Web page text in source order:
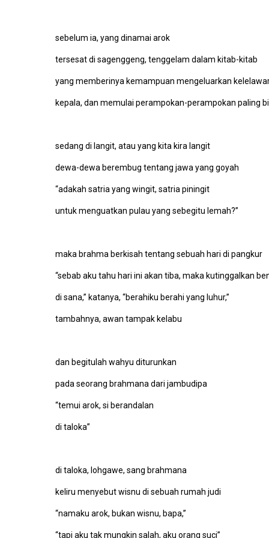
sebelum ia, yang dinamai arok
tersesat di sagenggeng, tenggelam dalam kitab-kitab
yang memberinya kemampuan mengeluarkan
kepala, dan memulai perampokan-perampokan paling
sedang di langit, atau yang kita kira langit
dewa-dewa berembug tentang jawa yang goyah
“adakah satria yang wingit, satria piningit
untuk menguatkan pulau yang sebegitu lemah?”
maka brahma berkisah tentang sebuah hari di pangkur
“sebab aku tahu hari ini akan tiba, maka kutinggalkan
di sana,” katanya, “berahiku berahi yang luhur,”
tambahnya, awan tampak kelabu
dan begitulah wahyu diturunkan
pada seorang brahmana dari jambudipa
“temui arok, si berandalan
di taloka”
di taloka, lohgawe, sang brahmana
keliru menyebut wisnu di sebuah rumah judi
“namaku arok, bukan wisnu, bapa,”
“tapi aku tak mungkin salah, aku orang suci”